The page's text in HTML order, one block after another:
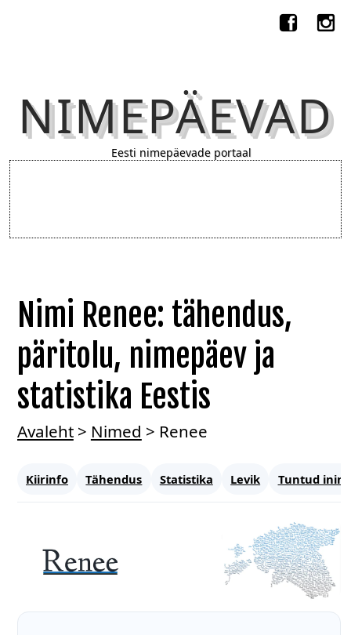
NIMEPÄEVAD
Eesti nimepäevade portaal
Nimi Renee: tähendus,
päritolu, nimepäev ja
statistika Eestis
Avaleht> Nimed > Renee
Kiirinfo Tähendus Statistika Levik Tuntud